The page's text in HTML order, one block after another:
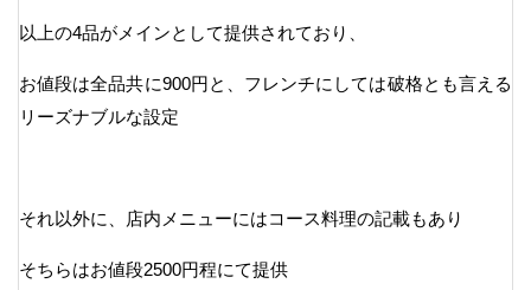
以上の4品がメインとして提供されており、
お値段は全品共に900円と、フレンチにしては破格とも言える
リーズナブルな設定
それ以外に、店内メニューにはコース料理の記載もあり
そちらはお値段2500円程にて提供